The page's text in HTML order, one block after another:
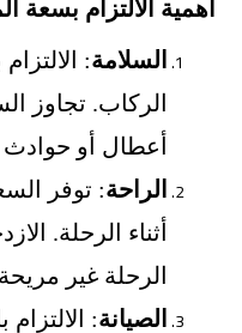
أهمية الالتزام بسعة
السلامة:
الركاب. تجاوز
أعطال أو
الراحة: توفر
أثناء الرحلة.
الرحلة غير
الصيانة: